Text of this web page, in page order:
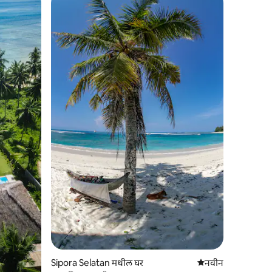
Sipora Selatan मधील घर नवीन राहण्याची जागा
नवीन